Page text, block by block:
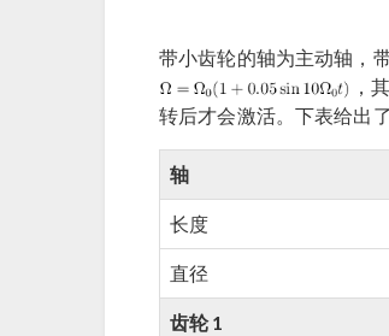
带小齿轮的轴为主动轴，
，
转后才会激活。下表给出
轴
长度
直径
齿轮 1